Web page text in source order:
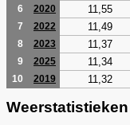
6 2020 11,55
7 2022 11,49
8 2023 11,37
9 2025 11,34
10 2019 11,32
Weerstatistieken